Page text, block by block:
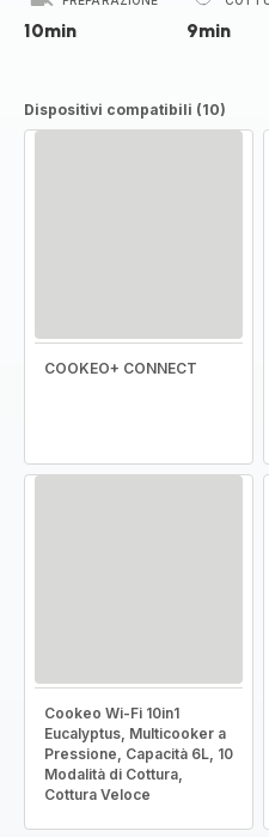
10min 9min
Dispositivi compatibili (10)
COOKEO+ CONNECT
Cookeo Wi-Fi 10in1
Eucalyptus, Multicooker a
Pressione, Capacità 6L, 10
Modalità di Cottura,
Cottura Veloce